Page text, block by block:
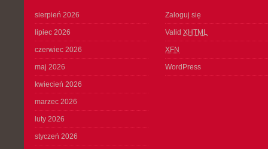
sierpień 2026
lipiec 2026
czerwiec 2026
maj 2026
kwiecień 2026
marzec 2026
luty 2026
styczeń 2026
Zaloguj się
Valid XHTML
XFN
WordPress